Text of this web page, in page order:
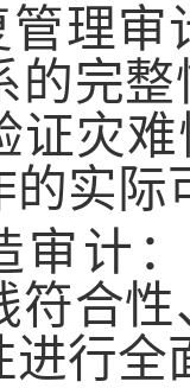
管理
的完
证灾
的实际
审计
符合
进行全